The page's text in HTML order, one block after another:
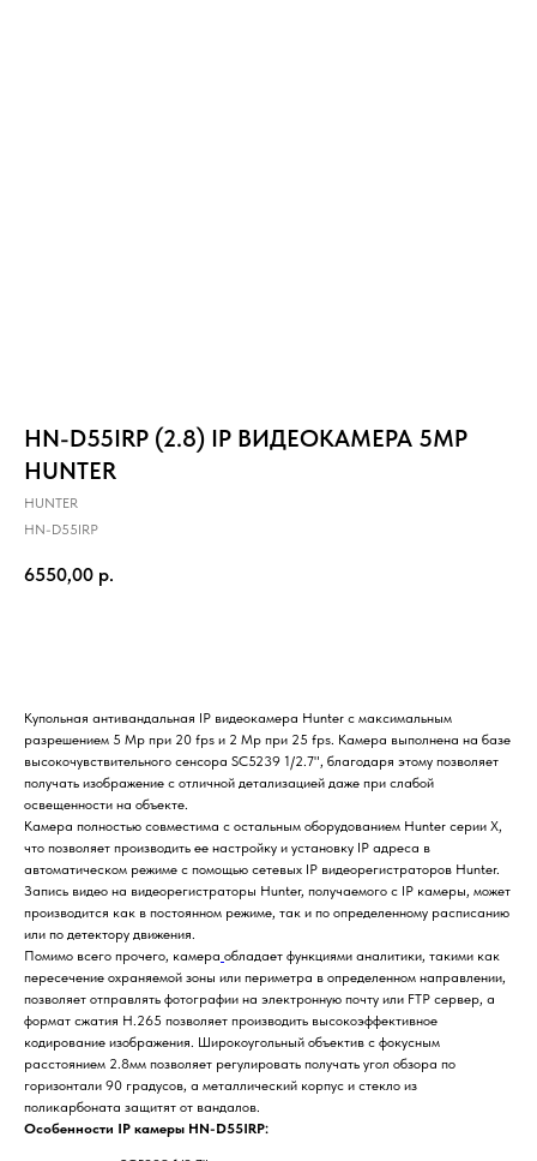
HN-D55IRP (2.8) IP ВИДЕОКАМЕРА 5MP
HUNTER
HUNTER
HN-D55IRP
6550,00 р.
Купольная антивандальная IP видеокамера Hunter с максимальным
разрешением 5 Mp при 20 fps и 2 Mp при 25 fps. Камера выполнена на базе
высокочувствительного сенсора SC5239 1/2.7", благодаря этому позволяет
получать изображение с отличной детализацией даже при слабой
освещенности на объекте.
Камера полностью совместима с остальным оборудованием Hunter серии X,
что позволяет производить ее настройку и установку IP адреса в
автоматическом режиме с помощью сетевых IP видеорегистраторов Hunter.
Запись видео на видеорегистраторы Hunter, получаемого с IP камеры, может
производится как в постоянном режиме, так и по определенному расписанию
или по детектору движения.
Помимо всего прочего, камера обладает функциями аналитики, такими как
пересечение охраняемой зоны или периметра в определенном направлении,
позволяет отправлять фотографии на электронную почту или FTP сервер, а
формат сжатия H.265 позволяет производить высокоэффективное
кодирование изображения. Широкоугольный объектив с фокусным
расстоянием 2.8мм позволяет регулировать получать угол обзора по
горизонтали 90 градусов, а металлический корпус и стекло из
поликарбоната защитят от вандалов.
Особенности IP камеры HN-D55IRP: